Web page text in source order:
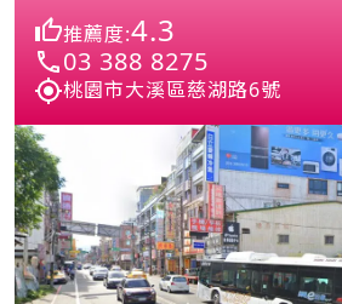
推薦度:4.3
03 388 8275
桃園市大溪區慈湖路6號